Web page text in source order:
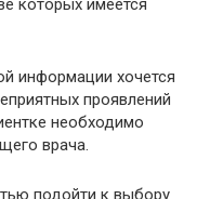
информации хочется
проявлений
необходимо
врача.
подойти к выбору